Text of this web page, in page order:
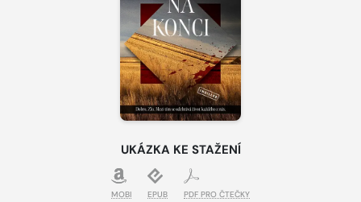
UKÁZKA KE STAŽENÍ
MOBI EPUB PDF PRO ČTEČKY